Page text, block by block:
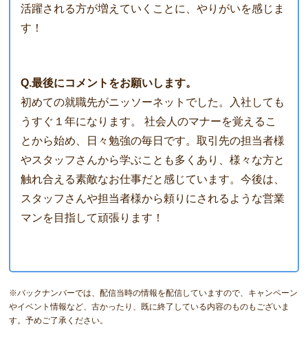
活躍される方が増えていくことに、やりがいを感じま
す！
Q.最後にコメントをお願いします。
初めての就職先がニッソーネットでした。入社しても
うすぐ１年になります。 社会人のマナーを覚えるこ
とから始め、日々勉強の毎日です。取引先の担当者様
やスタッフさんから学ぶことも多くあり、様々な方と
触れ合える素敵なお仕事だと感じています。今後は、
スタッフさんや担当者様から頼りにされるような営業
マンを目指して頑張ります！
※バックナンバーでは、配信当時の情報を配信していますので、キャンペーン
やイベント情報など、古かったり、既に終了している内容のものもございま
す。予めご了承ください。